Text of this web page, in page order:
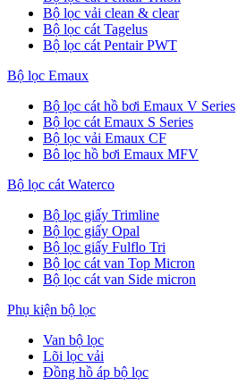
Bộ lọc vải clean & clear
Bộ lọc cát Tagelus
Bộ lọc cát Pentair PWT
Bộ lọc Emaux
Bộ lọc cát hồ bơi Emaux V Series
Bộ lọc cát Emaux S Series
Bộ lọc vải Emaux CF
Bô lọc hồ bơi Emaux MFV
Bộ lọc cát Waterco
Bộ lọc giấy Trimline
Bộ lọc giấy Opal
Bộ lọc giấy Fulflo Tri
Bộ lọc cát van Top Micron
Bộ lọc cát van Side micron
Phụ kiện bộ lọc
Van bộ lọc
Lõi lọc vải
Đồng hồ áp bộ lọc